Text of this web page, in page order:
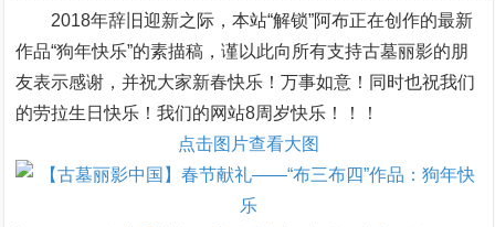
2018年辞旧迎新之际，本站“解锁”阿布正在创作的最新
作品“狗年快乐”的素描稿，谨以此向所有支持古墓丽影的朋
友表示感谢，并祝大家新春快乐！万事如意！同时也祝我们
的劳拉生日快乐！我们的网站8周岁快乐！！！
点击图片查看大图